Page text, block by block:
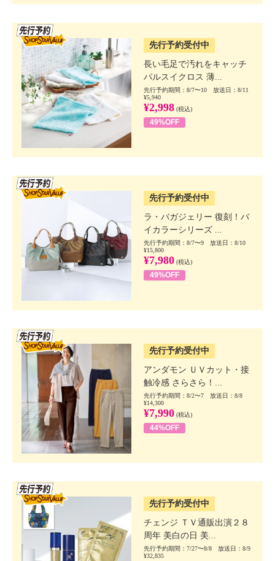
先行予約受付中
長い毛足で汚れをキャッチ
パルスイクロス 薄...
先行予約期間：8/7〜10 放送日：8/11
¥5,940
¥2,998 (税込)
49%OFF
先行予約受付中
ラ・バガジェリー 復刻！バ
イカラーシリーズ ...
先行予約期間：8/7〜9 放送日：8/10
¥15,800
¥7,980 (税込)
49%OFF
先行予約受付中
アンダモン ＵＶカット・接
触冷感 さらさら！...
先行予約期間：8/2〜7 放送日：8/8
¥14,300
¥7,990 (税込)
44%OFF
先行予約受付中
チェンジ ＴＶ通販出演２８
周年 美白の日 美...
先行予約期間：7/27〜8/8 放送日：8/9
¥32,835